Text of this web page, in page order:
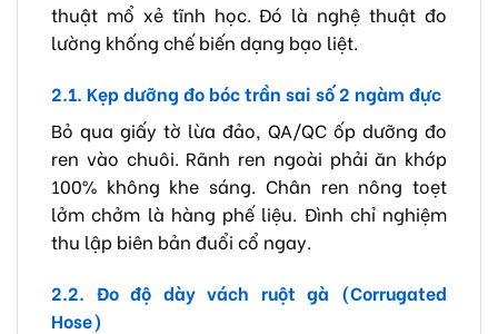
thuật mổ xẻ tĩnh học. Đó là nghệ thuật đo
lường khống chế biến dạng bạo liệt.
2.1. Kẹp dưỡng đo bóc trần sai số 2 ngàm đực
Bỏ qua giấy tờ lừa đảo, QA/QC ốp dưỡng đo
ren vào chuôi. Rãnh ren ngoài phải ăn khớp
100% không khe sáng. Chân ren nông toẹt
lởm chởm là hàng phế liệu. Đình chỉ nghiệm
thu lập biên bản đuổi cổ ngay.
2.2. Đo độ dày vách ruột gà (Corrugated
Hose)